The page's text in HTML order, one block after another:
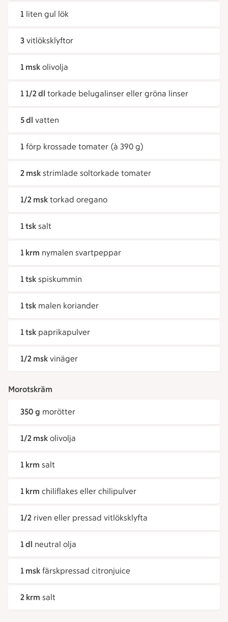
1 liten gul lök
3 vitlöksklyftor
1 msk olivolja
1 1/2 dl torkade belugalinser eller gröna linser
5 dl vatten
1 förp krossade tomater (à 390 g)
2 msk strimlade soltorkade tomater
1/2 msk torkad oregano
1 tsk salt
1 krm nymalen svartpeppar
1 tsk spiskummin
1 tsk malen koriander
1 tsk paprikapulver
1/2 msk vinäger
Morotskräm
350 g morötter
1/2 msk olivolja
1 krm salt
1 krm chiliflakes eller chilipulver
1/2 riven eller pressad vitlöksklyfta
1 dl neutral olja
1 msk färskpressad citronjuice
2 krm salt